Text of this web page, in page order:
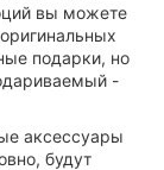
вы можете
подарки, но
-
аксессуары
будут